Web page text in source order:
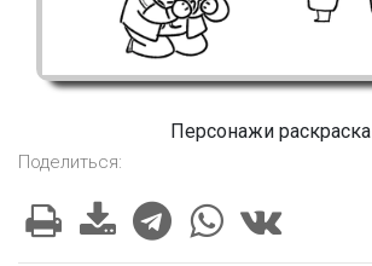
Персонажи раскраска
Поделиться: